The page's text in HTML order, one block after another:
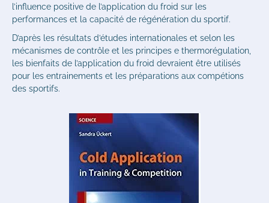
l’influence positive de l’application du froid sur les
performances et la capacité de régénération du sportif.
D’après les résultats d’études internationales et selon les
mécanismes de contrôle et les principes e thermorégulation,
les bienfaits de l’application du froid devraient être utilisés
pour les entrainements et les préparations aux compétions
des sportifs.